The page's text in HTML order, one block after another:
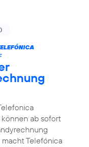
ab sofort
macht Telefónica